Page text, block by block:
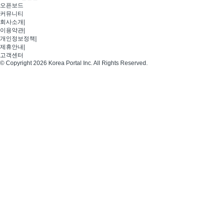
오픈보드
커뮤니티
회사소개
이용약관
개인정보정책
제휴안내
고객센터
© Copyright 2026 Korea Portal Inc. All Rights Reserved.